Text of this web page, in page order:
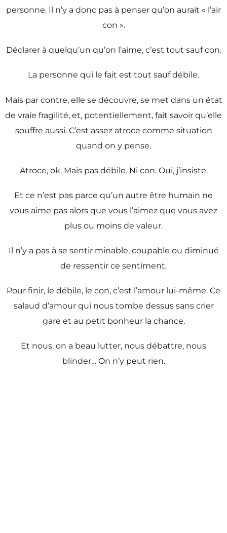
personne. Il n’y a donc pas à penser qu’on aurait « l’air
con ».
Déclarer à quelqu’un qu’on l’aime, c’est tout sauf con.
La personne qui le fait est tout sauf débile.
Mais par contre, elle se découvre, se met dans un état
de vraie fragilité, et, potentiellement, fait savoir qu’elle
souffre aussi. C’est assez atroce comme situation
quand on y pense.
Atroce, ok. Mais pas débile. Ni con. Oui, j’insiste.
Et ce n’est pas parce qu’un autre être humain ne
vous aime pas alors que vous l’aimez que vous avez
plus ou moins de valeur.
Il n’y a pas à se sentir minable, coupable ou diminué
de ressentir ce sentiment.
Pour finir, le débile, le con, c’est l’amour lui-même. Ce
salaud d’amour qui nous tombe dessus sans crier
gare et au petit bonheur la chance.
Et nous, on a beau lutter, nous débattre, nous
blinder… On n’y peut rien.